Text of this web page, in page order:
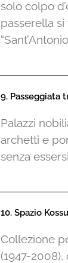
solo colpo
passerella si
9. Passeggiata
Palazzi
archetti e
senza
10. Spazio
Collezione
(1947-